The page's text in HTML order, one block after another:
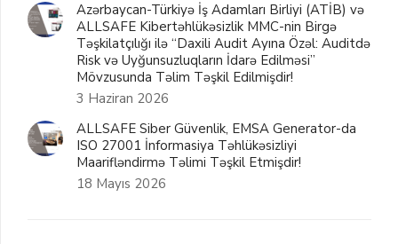
Azərbaycan-Türkiyə İş Adamları Birliyi (ATİB) və
ALLSAFE Kibertəhlükəsizlik MMC-nin Birgə
Təşkilatçılığı ilə “Daxili Audit Ayına Özəl: Auditdə
Risk və Uyğunsuzluqların İdarə Edilməsi”
Mövzusunda Təlim Təşkil Edilmişdir!
3 Haziran 2026
ALLSAFE Siber Güvenlik, EMSA Generator-da
ISO 27001 İnformasiya Təhlükəsizliyi
Maarifləndirmə Təlimi Təşkil Etmişdir!
18 Mayıs 2026